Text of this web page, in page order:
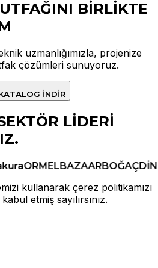
BİRLİKTE
uzmanlığımızla, projenize
çözümleri sunuyoruz.
İNDİR
LİDERİ
ORMEL BAZAARBOĞAÇ
kullanarak çerez politikamızı
etmiş sayılırsınız.